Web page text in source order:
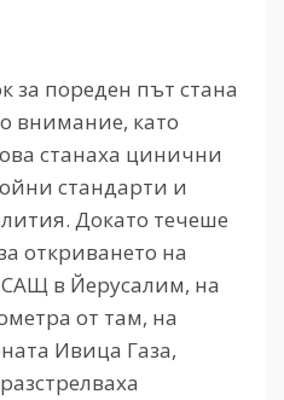
за пореден път стана
внимание, като
станаха цинични
стандарти и
Докато течеше
откриването на
САЩ в Йерусалим, на
от там, на
Ивица Газа,